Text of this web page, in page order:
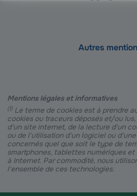
Autres
Mentions légales et informatives
(1) Le terme de cookies est à prendre
cookies ou traceurs déposés et/ou
d'un site internet, de la lecture d'un
ou de l'utilisation d'un logiciel ou
concernés quel que soit le type de
smartphones, tablettes numériques
à Internet. Par commodité, nous
l'ensemble de ces technologies.